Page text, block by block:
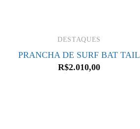
DESTAQUES
PRANCHA DE SURF BAT TAIL
R$2.010,00